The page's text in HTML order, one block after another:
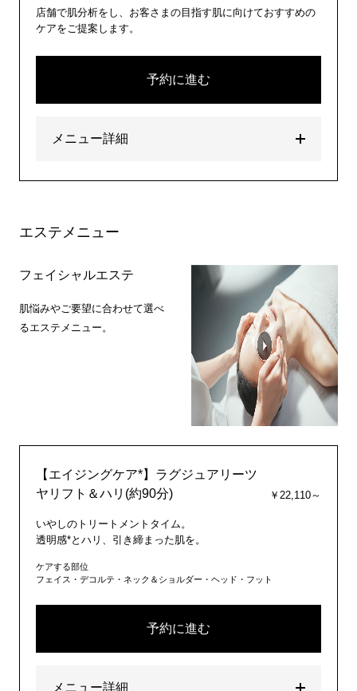
店舗で肌分析をし、お客さまの目指す肌に向けておすすめの
ケアをご提案します。
予約に進む
メニュー詳細
エステメニュー
フェイシャルエステ
肌悩みやご要望に合わせて選べ
るエステメニュー。
【エイジングケア*】ラグジュアリーツ
ヤリフト＆ハリ(約90分)
￥22,110～
いやしのトリートメントタイム。
透明感*とハリ、引き締まった肌を。
ケアする部位
フェイス・デコルテ・ネック＆ショルダー・ヘッド・フット
予約に進む
メニュー詳細